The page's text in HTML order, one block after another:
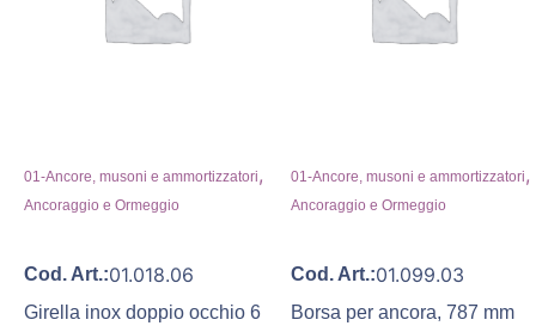
01-Ancore, musoni e ammortizzatori,
Ancoraggio e Ormeggio
Cod. Art.:01.018.06
Girella inox doppio occhio 6
01-Ancore, musoni e ammortizzatori,
Ancoraggio e Ormeggio
Cod. Art.:01.099.03
Borsa per ancora, 787 mm